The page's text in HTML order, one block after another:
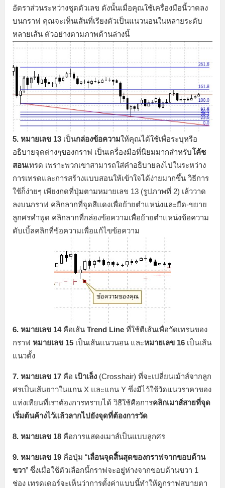
อัตราส่วนระหว่างชุดตัวเลข ดังนั้นเมื่อคุณใช้เครื่องมือนี้วาดลง
บนกราฟ คุณจะเห็นเส้นที่เรียงตัวเป็นแนวนอนในหลายระดับ
หลายเส้น ตัวอย่างตามภาพด้านล่างนี้
5. หมายเลข 13 เป็นกล่องข้อความให้คุณได้ใช้เพื่อระบุหรือ
อธิบายจุดต่างๆของกราฟ เป็นเครื่องมือที่นิยมมากสำหรับโค้ช
สอนเทรด เพราะพวกเขาสามารถใส่คำอธิบายลงไปในระหว่าง
การเทรดและการสร้างแบบสอนให้เข้าใจได้ง่ายมากขึ้น วิธีการ
ใช้ก็ง่ายๆ เพียงกดที่ปุ่มตามหมายเลข 13 (รูปภาพที่ 2) เล้ววาด
ลงบนกราฟ คลิกลากที่จุดสีแดงเพื่อย้ายตำแหน่งและยืด-ขยาย
ลูกศรคำพูด คลิกลากที่กล่องข้อความเพื่อย้ายตำแหน่งข้อความ
ดับเบิ้ลคลิกที่ข้อความเพื่อแก้ไขข้อความ
6. หมายเลข 14คือเส้น Trend Line ที่ใช้ตีเส้นเพื่อวัดเทรนของ
กราฟ หมายเลข 15 เป็นเส้นแนวนอน และหมายเลข 16 เป็นเส้น
แนวตั้ง
7. หมายเลข 17 คือ เป้าเล็ง (Crosshair) ที่จะเปลี่ยนเม้าส์จากลูก
ศรเป็นเส้นยาวในแกน X และแกน Y ซึ่งมีไว้ใช้วัดแนวราคาของ
แท่งเทียนที่เราต้องการทราบได้ วิธีใช้คือการคลิกเมาส์สายที่จุด
เริ่มต้นค้างไว้แล้วลากไปยังจุดที่ต้องการวัด
8. หมายเลข 18 คือการแสดงเมาส์เป็นแบบลูกศร
9. หมายเลข 19 คือปุ่ม “เลื่อนจุดสิ้นสุดของกราฟจากขอบด้าน
ขวา” ซึ่งเมื่อใช้ตัวเลือกนี้กราฟจะอยู่ห่างจากขอบด้านขวา 1
ช่อง เทรดเดอร์จะเห็นว่าการตั้งค่าแบบนี้ทำให้ดูกราฟสบายตา